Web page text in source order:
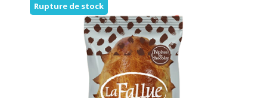
Rupture de stock